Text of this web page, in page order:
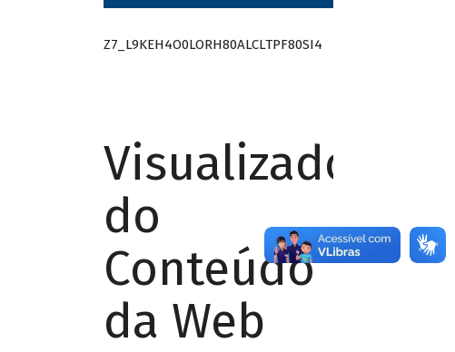
Z7_L9KEH4O0LORH80ALCLTPF80SI4
Visualizador
do
Conteúdo
da Web